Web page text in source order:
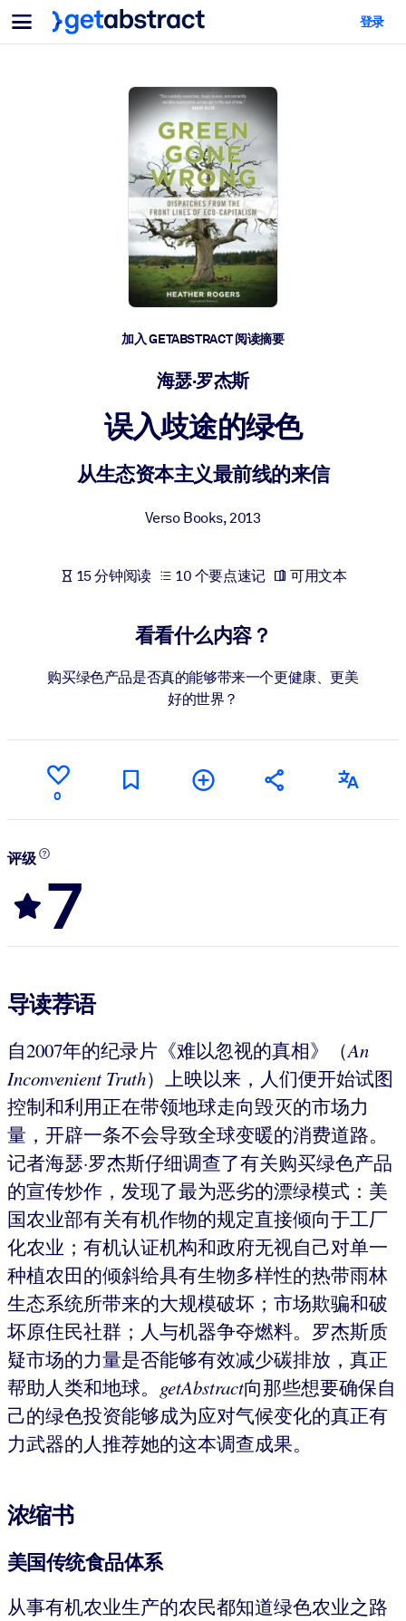
菜单
面向团队与管理者
为您的员工配备关键的人工智能技能。
帮助您的管理者为未来的工作时代做好准备。
让团队更轻松地共同学习、解决实际问题并更快采取行动。
技能提升与重塑
培养您的员工应对未来挑战所需的技能。
面向 LMS/LXP
将简短且经过验证的知识引入您的 LMS/LXP，以获得更强的学习效
利用可靠、结构化的知识为您的人工智能系统提供动力，以改善输
面向人工智能系统
登录
加入 GETABSTRACT 阅读摘要
海瑟·罗杰斯
误入歧途的绿色
从生态资本主义最前线的来信
Verso Books,2013
15 分钟阅读 10 个要点速记 可用文本
看看什么内容？
购买绿色产品是否真的能够带来一个更健康、更美
好的世界？
0
评级
7
导读荐语
自2007年的纪录片《难以忽视的真相》（An
Inconvenient Truth）上映以来，人们便开始试图
控制和利用正在带领地球走向毁灭的市场力
量，开辟一条不会导致全球变暖的消费道路。
记者海瑟·罗杰斯仔细调查了有关购买绿色产品
的宣传炒作，发现了最为恶劣的漂绿模式：美
国农业部有关有机作物的规定直接倾向于工厂
化农业；有机认证机构和政府无视自己对单一
种植农田的倾斜给具有生物多样性的热带雨林
生态系统所带来的大规模破坏；市场欺骗和破
坏原住民社群；人与机器争夺燃料。罗杰斯质
疑市场的力量是否能够有效减少碳排放，真正
帮助人类和地球。 getAbstract向那些想要确保自
己的绿色投资能够成为应对气候变化的真正有
力武器的人推荐她的这本调查成果。
浓缩书
美国传统食品体系
从事有机农业生产的农民都知道绿色农业之路